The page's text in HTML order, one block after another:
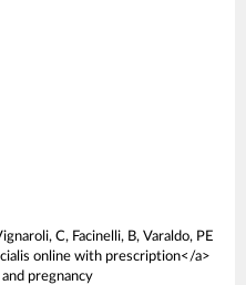
C, Facinelli, B, Varaldo, PE
online with prescription</a>
pregnancy